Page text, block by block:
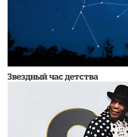
Звездный час детства